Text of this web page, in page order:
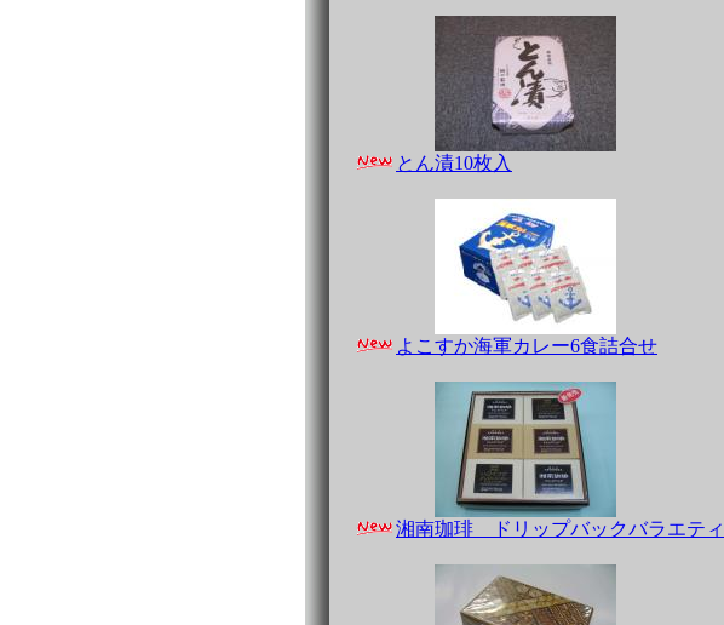
とん漬10枚入
よこすか海軍カレー6食詰合せ
湘南珈琲 ドリップバックバラエテ